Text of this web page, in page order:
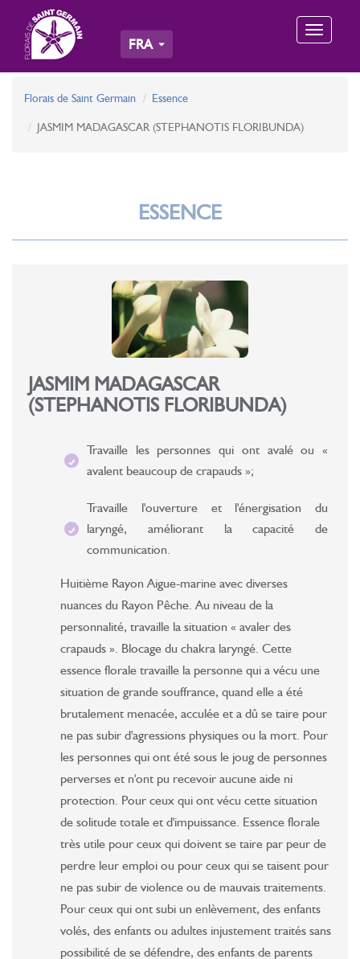
Toggle
FRA
Florais de Saint Germain Essence
JASMIM MADAGASCAR (STEPHANOTIS FLORIBUNDA)
ESSENCE
JASMIM MADAGASCAR
(STEPHANOTIS FLORIBUNDA)
Travaille les personnes qui ont avalé ou «
avalent beaucoup de crapauds »;
Travaille l'ouverture et l'énergisation du
laryngé, améliorant la capacité de
communication.
Huitième Rayon Aigue-marine avec diverses
nuances du Rayon Pêche. Au niveau de la
personnalité, travaille la situation « avaler des
crapauds ». Blocage du chakra laryngé. Cette
essence florale travaille la personne qui a vécu une
situation de grande souffrance, quand elle a été
brutalement menacée, acculée et a dû se taire pour
ne pas subir d'agressions physiques ou la mort. Pour
les personnes qui ont été sous le joug de personnes
perverses et n'ont pu recevoir aucune aide ni
protection. Pour ceux qui ont vécu cette situation
de solitude totale et d'impuissance. Essence florale
très utile pour ceux qui doivent se taire par peur de
perdre leur emploi ou pour ceux qui se taisent pour
ne pas subir de violence ou de mauvais traitements.
Pour ceux qui ont subi un enlèvement, des enfants
volés, des enfants ou adultes injustement traités sans
possibilité de se défendre, des enfants de parents